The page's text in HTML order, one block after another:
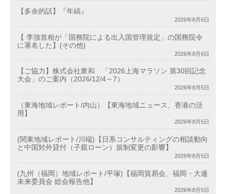
【多余的話】『年縞』
2026年8月6日
【 李強首相が「国務院による出入国管理規定」の国務院令
に署名した】(その他)
2026年8月6日
【ご協力】株式会社衆和 「2026上海マラソン 第30回記念
大会」のご案内（2026/12/4～7）
2026年8月5日
（東海地域レポート/内山）【東海地域ニュース、香港の活
用】
2026年8月5日
(関東地域レポート/川端)【日系コンサルティングの相談動向
と中国対外貸付（子親ローン）規制変更の影響】
2026年8月5日
(九州（福岡）地域レポート/平塚)【福岡貿易会、福岡・大連
未来委員会 総会報告他】
2026年8月5日